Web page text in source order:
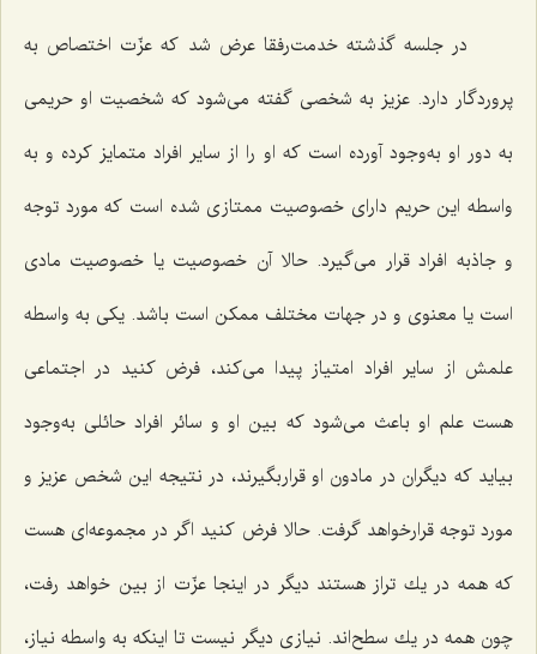
در جلسه گذشته خدمت‌رفقا عرض شد كه عزّت اختصاص به
پروردگار دارد. عزیز به شخصی گفته می‌شود كه شخصیت او حریمی
به دور او به‌وجود آورده است كه او را از سایر افراد متمایز كرده و به
واسطه این حریم دارای خصوصیت ممتازی شده است كه مورد توجه
و جاذبه افراد قرار می‌گیرد. حالا آن خصوصیت یا خصوصیت مادی
است یا معنوی و در جهات مختلف ممكن است باشد. یكی به واسطه
علمش از سایر افراد امتیاز پیدا می‌كند، فرض كنید در اجتماعی
هست علم او باعث می‌شود كه بین او و سائر افراد حائلی به‌وجود
بیاید كه دیگران در مادون او قراربگیرند، در نتیجه این شخص عزیز و
مورد توجه قرارخواهد گرفت. حالا فرض كنید اگر در مجموعه‌ای هست
كه همه در یك تراز هستند دیگر در اینجا عزّت از بین خواهد رفت،
چون همه در یك سطح‌اند. نیازی دیگر نیست تا اینكه به واسطه نیاز،